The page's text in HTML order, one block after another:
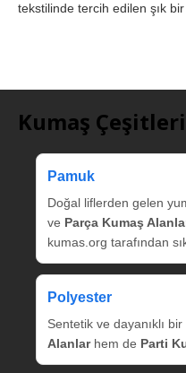
tekstilinde tercih edilen şık bir
Kumaş Çeşitleri
Pamuk
Doğal liflerden gelen
ve Parça Kumaş
kumas.org tarafından sık
Polyester
Sentetik ve dayanıklı
Alanlarhem de Parti